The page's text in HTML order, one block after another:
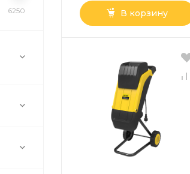
6250 В корзину